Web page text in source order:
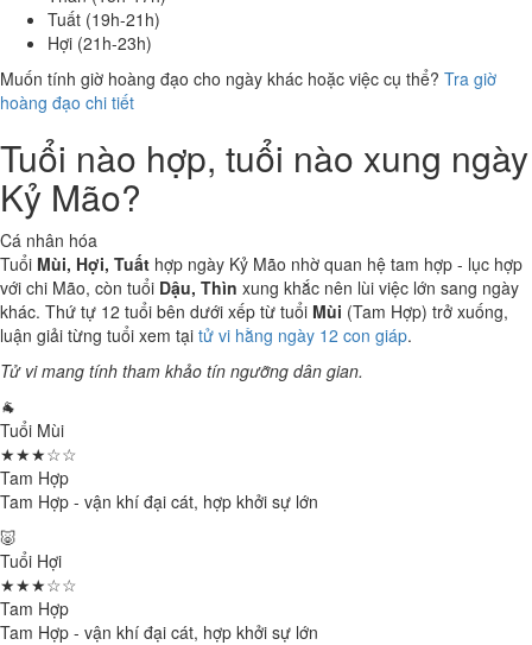
Tuất (19h-21h)
Hợi (21h-23h)
Muốn tính giờ hoàng đạo cho ngày khác hoặc việc cụ thể? Tra giờ
hoàng đạo chi tiết
Tuổi nào hợp, tuổi nào xung ngày
Kỷ Mão?
Cá nhân hóa
Tuổi Mùi, Hợi, Tuất hợp ngày Kỷ Mão nhờ quan hệ tam hợp - lục hợp
với chi Mão, còn tuổi Dậu, Thìn xung khắc nên lùi việc lớn sang ngày
khác. Thứ tự 12 tuổi bên dưới xếp từ tuổi Mùi (Tam Hợp) trở xuống,
luận giải từng tuổi xem tại tử vi hằng ngày 12 con giáp.
Tử vi mang tính tham khảo tín ngưỡng dân gian.
🐐
Tuổi Mùi
★★★☆☆
Tam Hợp
Tam Hợp - vận khí đại cát, hợp khởi sự lớn
🐷
Tuổi Hợi
★★★☆☆
Tam Hợp
Tam Hợp - vận khí đại cát, hợp khởi sự lớn